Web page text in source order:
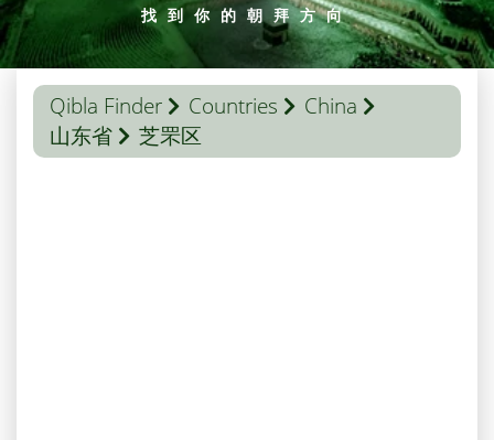
找到你的朝拜方向
Qibla Finder Countries
China
山东省
芝罘区